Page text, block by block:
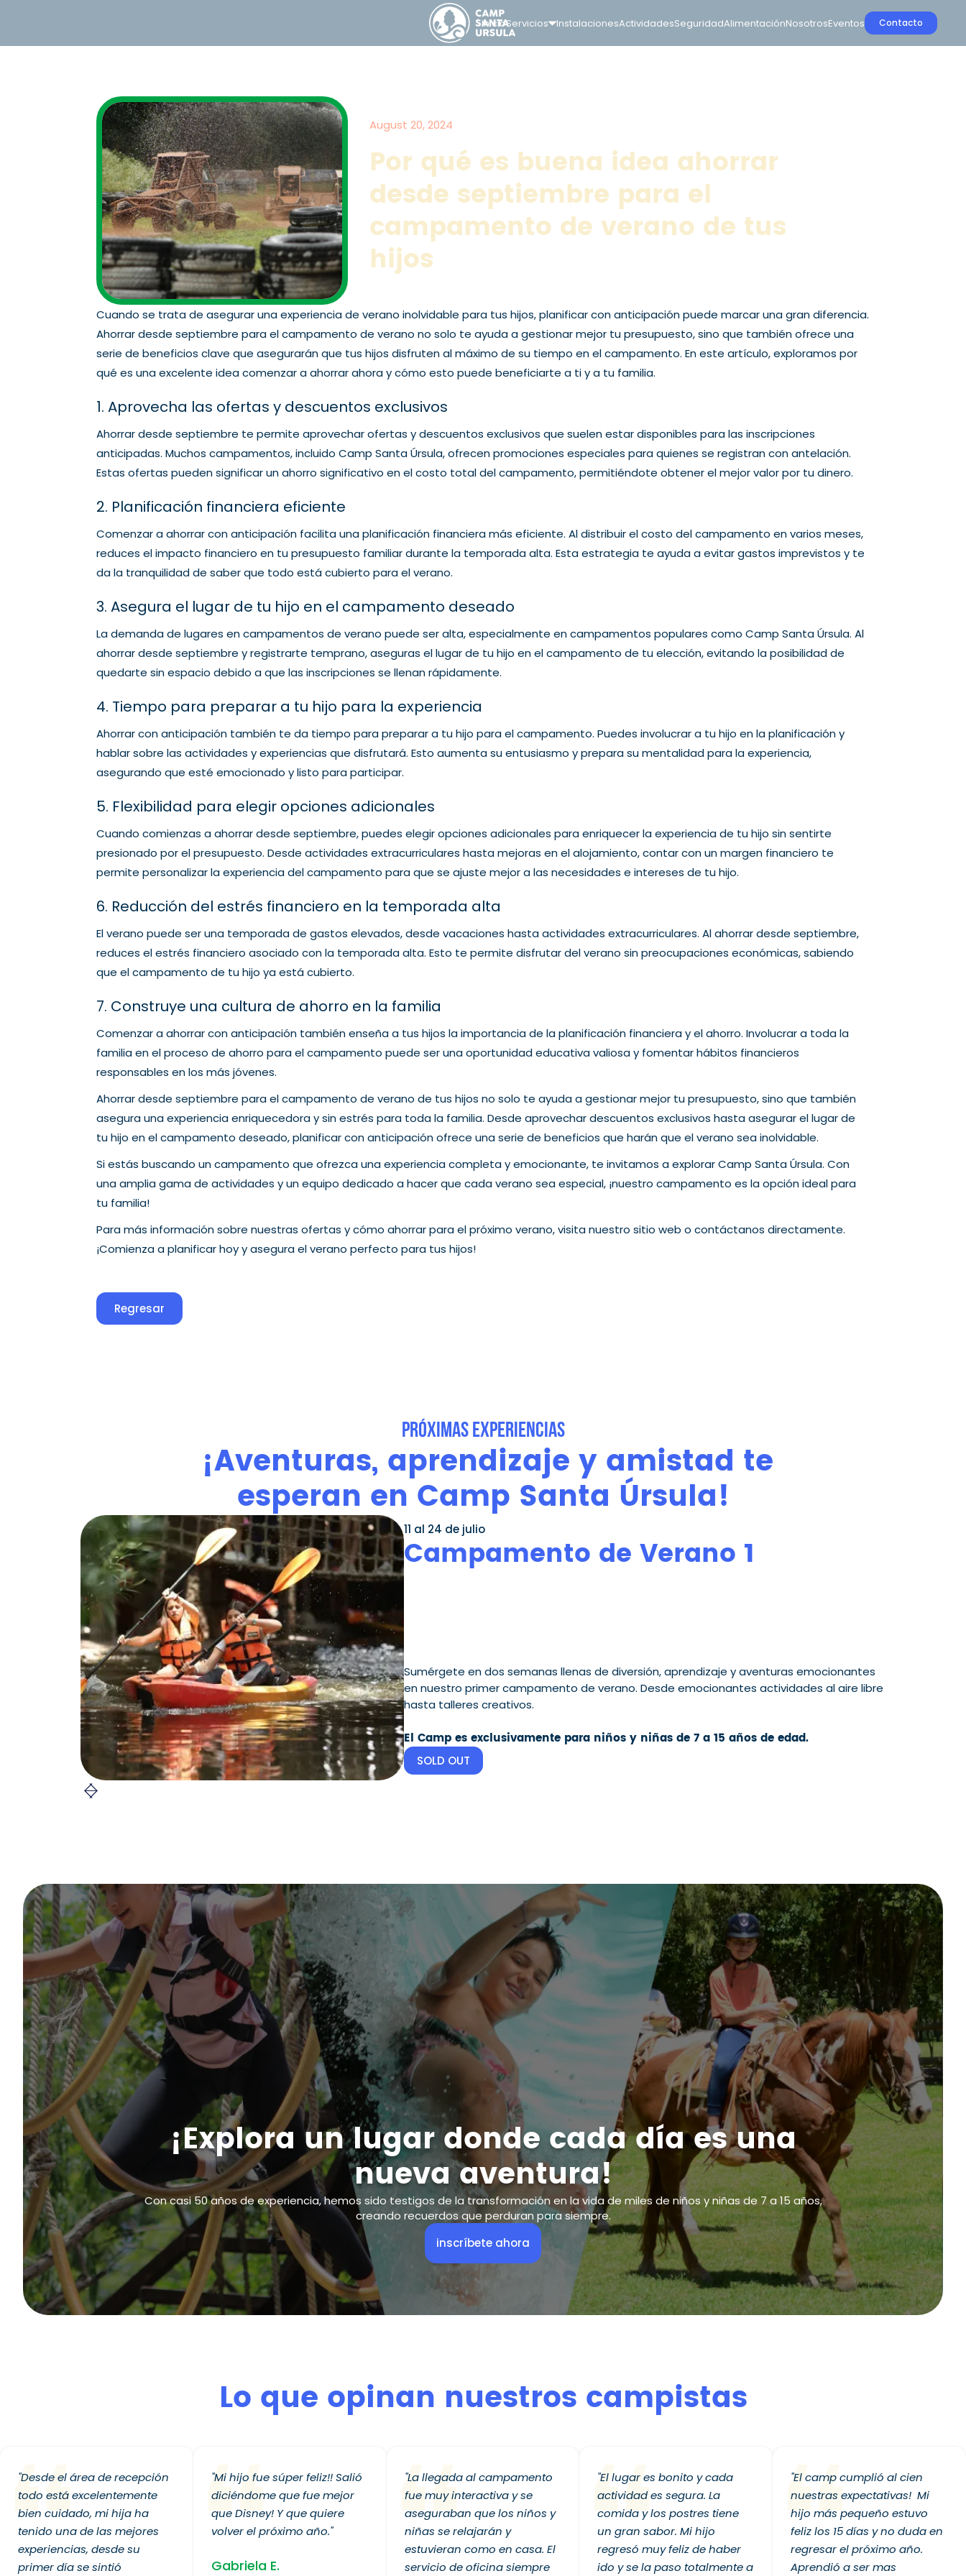
InicioServicios InstalacionesActividadesSeguridadAlimentaciónNosotrosEventos Contacto
August 20, 2024
Por qué es buena idea ahorrar
desde septiembre para el
campamento de verano de tus
hijos
Cuando se trata de asegurar una experiencia de verano inolvidable para tus hijos, planificar con anticipación puede marcar una gran diferencia.
Ahorrar desde septiembre para el campamento de verano no solo te ayuda a gestionar mejor tu presupuesto, sino que también ofrece una
serie de beneficios clave que asegurarán que tus hijos disfruten al máximo de su tiempo en el campamento. En este artículo, exploramos por
qué es una excelente idea comenzar a ahorrar ahora y cómo esto puede beneficiarte a ti y a tu familia.
1. Aprovecha las ofertas y descuentos exclusivos
Ahorrar desde septiembre te permite aprovechar ofertas y descuentos exclusivos que suelen estar disponibles para las inscripciones
anticipadas. Muchos campamentos, incluido Camp Santa Úrsula, ofrecen promociones especiales para quienes se registran con antelación.
Estas ofertas pueden significar un ahorro significativo en el costo total del campamento, permitiéndote obtener el mejor valor por tu dinero.
2. Planificación financiera eficiente
Comenzar a ahorrar con anticipación facilita una planificación financiera más eficiente. Al distribuir el costo del campamento en varios meses,
reduces el impacto financiero en tu presupuesto familiar durante la temporada alta. Esta estrategia te ayuda a evitar gastos imprevistos y te
da la tranquilidad de saber que todo está cubierto para el verano.
3. Asegura el lugar de tu hijo en el campamento deseado
La demanda de lugares en campamentos de verano puede ser alta, especialmente en campamentos populares como Camp Santa Úrsula. Al
ahorrar desde septiembre y registrarte temprano, aseguras el lugar de tu hijo en el campamento de tu elección, evitando la posibilidad de
quedarte sin espacio debido a que las inscripciones se llenan rápidamente.
4. Tiempo para preparar a tu hijo para la experiencia
Ahorrar con anticipación también te da tiempo para preparar a tu hijo para el campamento. Puedes involucrar a tu hijo en la planificación y
hablar sobre las actividades y experiencias que disfrutará. Esto aumenta su entusiasmo y prepara su mentalidad para la experiencia,
asegurando que esté emocionado y listo para participar.
5. Flexibilidad para elegir opciones adicionales
Cuando comienzas a ahorrar desde septiembre, puedes elegir opciones adicionales para enriquecer la experiencia de tu hijo sin sentirte
presionado por el presupuesto. Desde actividades extracurriculares hasta mejoras en el alojamiento, contar con un margen financiero te
permite personalizar la experiencia del campamento para que se ajuste mejor a las necesidades e intereses de tu hijo.
6. Reducción del estrés financiero en la temporada alta
El verano puede ser una temporada de gastos elevados, desde vacaciones hasta actividades extracurriculares. Al ahorrar desde septiembre,
reduces el estrés financiero asociado con la temporada alta. Esto te permite disfrutar del verano sin preocupaciones económicas, sabiendo
que el campamento de tu hijo ya está cubierto.
7. Construye una cultura de ahorro en la familia
Comenzar a ahorrar con anticipación también enseña a tus hijos la importancia de la planificación financiera y el ahorro. Involucrar a toda la
familia en el proceso de ahorro para el campamento puede ser una oportunidad educativa valiosa y fomentar hábitos financieros
responsables en los más jóvenes.
Ahorrar desde septiembre para el campamento de verano de tus hijos no solo te ayuda a gestionar mejor tu presupuesto, sino que también
asegura una experiencia enriquecedora y sin estrés para toda la familia. Desde aprovechar descuentos exclusivos hasta asegurar el lugar de
tu hijo en el campamento deseado, planificar con anticipación ofrece una serie de beneficios que harán que el verano sea inolvidable.
Si estás buscando un campamento que ofrezca una experiencia completa y emocionante, te invitamos a explorar Camp Santa Úrsula. Con
una amplia gama de actividades y un equipo dedicado a hacer que cada verano sea especial, ¡nuestro campamento es la opción ideal para
tu familia!
Para más información sobre nuestras ofertas y cómo ahorrar para el próximo verano, visita nuestro sitio web o contáctanos directamente.
¡Comienza a planificar hoy y asegura el verano perfecto para tus hijos!
Regresar
PRÓXIMAS EXPERIENCIAS
¡Aventuras, aprendizaje y amistad te
esperan en Camp Santa Úrsula!
11 al 24 de julio
Campamento de Verano 1
Sumérgete en dos semanas llenas de diversión, aprendizaje y aventuras emocionantes
en nuestro primer campamento de verano. Desde emocionantes actividades al aire libre
hasta talleres creativos.
El Camp es exclusivamente para niños y niñas de 7 a 15 años de edad.
SOLD OUT
¡Explora un lugar donde cada día es una
nueva aventura!
Con casi 50 años de experiencia, hemos sido testigos de la transformación en la vida de miles de niños y niñas de 7 a 15 años,
creando recuerdos que perduran para siempre.
inscríbete ahora
Lo que opinan nuestros campistas
"Desde el área de recepción
todo está excelentemente
bien cuidado, mi hija ha
tenido una de las mejores
experiencias, desde su
primer día se sintió
"Mi hijo fue súper feliz!! Salió
diciéndome que fue mejor
que Disney! Y que quiere
volver el próximo año."
Gabriela E.
"La llegada al campamento
fue muy interactiva y se
aseguraban que los niños y
niñas se relajarán y
estuvieran como en casa. El
servicio de oficina siempre
"El lugar es bonito y cada
actividad es segura. La
comida y los postres tiene
un gran sabor. Mi hijo
regresó muy feliz de haber
ido y se la paso totalmente a
"El camp cumplió al cien
nuestras expectativas! Mi
hijo más pequeño estuvo
feliz los 15 días y no duda en
regresar el próximo año.
Aprendió a ser mas